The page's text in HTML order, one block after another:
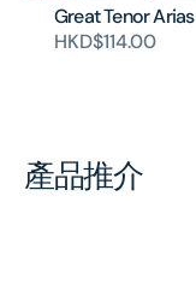
Great Tenor Arias
HKD$114.00
產品推介